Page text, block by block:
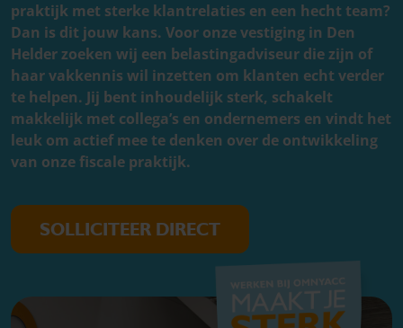
praktijk met sterke klantrelaties en een hecht team?
Dan is dit jouw kans. Voor onze vestiging in Den
Helder zoeken wij een belastingadviseur die zijn of
haar vakkennis wil inzetten om klanten echt verder
te helpen. Jij bent inhoudelijk sterk, schakelt
makkelijk met collega’s en ondernemers en vindt het
leuk om actief mee te denken over de ontwikkeling
van onze fiscale praktijk.
SOLLICITEER DIRECT